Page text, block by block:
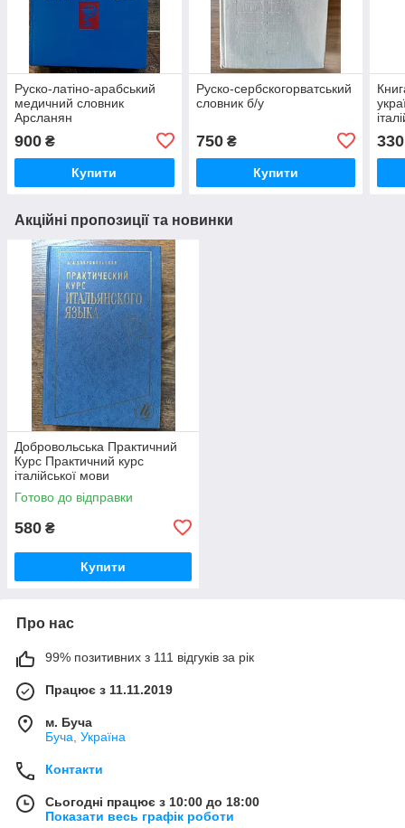
Руско-латіно-арабський
медичний словник
Арсланян
900 ₴
Купити
Руско-сербскогорватський
словник б/у
750₴
Купити
330
Акційні пропозиції та новинки
Добровольська Практичний
Курс Практичний курс
італійської мови
Готово до відправки
580 ₴
Купити
Про нас
99% позитивних з 111 відгуків за рік
Працює з 11.11.2019
м. Буча
Буча, Україна
Контакти
Сьогодні працює з 10:00 до 18:00
Показати весь графік роботи